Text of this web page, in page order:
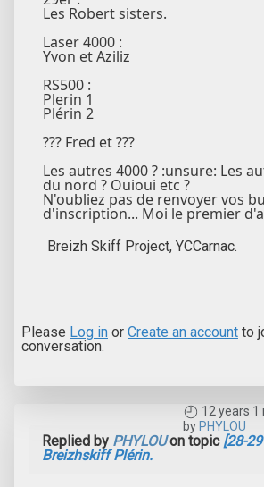
Les Robert sisters.
Laser 4000 :
Yvon et Aziliz
RS500 :
Plerin 1
Plérin 2
??? Fred et ???
Les autres 4000 ? :unsure: Les
du nord ? Ouioui etc ?
N'oubliez pas de renvoyer vos
d'inscription... Moi le premier
Breizh Skiff Project, YCCarnac.
Please Log in or Create an account to
conversation.
12 years 1
by PHYLOU
Replied by PHYLOUon topic [28-
Breizhskiff Plérin.